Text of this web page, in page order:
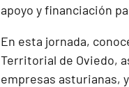
apoyo y financiación
En esta jornada,
Territorial de Oviedo,
empresas asturianas,